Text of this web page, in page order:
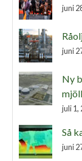
juni
juni
Ny
juli 1,
Så
juni